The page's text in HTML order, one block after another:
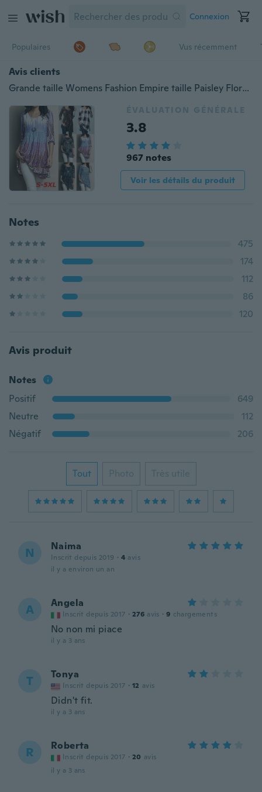
Connexion
Populaires Vus récemment
Avis clients
Grande taille Womens Fashion Empire taille Paisley Floral Vintage imprimé 3/4 manches évasées tunique T-shirts S-5XL
ÉVALUATION GÉNÉRALE
3.8
967 notes
Voir les détails du produit
Notes
475
174
112
86
120
Avis produit
Notes
Positif
649
Neutre
112
Négatif
206
Tout Photo Très utile
N Naima
Inscrit depuis 2019 · 4 avis
il y a environ un an
A Angela
Inscrit depuis 2017 · 276 avis · 9 chargements
No non mi piace
il y a 3 ans
T Tonya
Inscrit depuis 2017 · 12 avis
Didn't fit.
il y a 3 ans
R Roberta
Inscrit depuis 2017 · 20 avis
il y a 3 ans